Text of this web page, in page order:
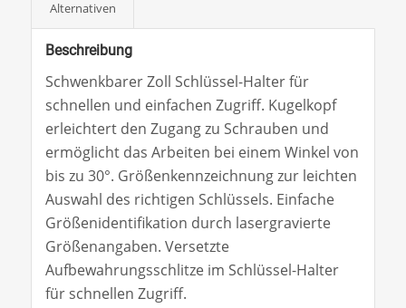
Alternativen
Beschreibung
Schwenkbarer Zoll Schlüssel-Halter für
schnellen und einfachen Zugriff. Kugelkopf
erleichtert den Zugang zu Schrauben und
ermöglicht das Arbeiten bei einem Winkel von
bis zu 30°. Größenkennzeichnung zur leichten
Auswahl des richtigen Schlüssels. Einfache
Größenidentifikation durch lasergravierte
Größenangaben. Versetzte
Aufbewahrungsschlitze im Schlüssel-Halter
für schnellen Zugriff.